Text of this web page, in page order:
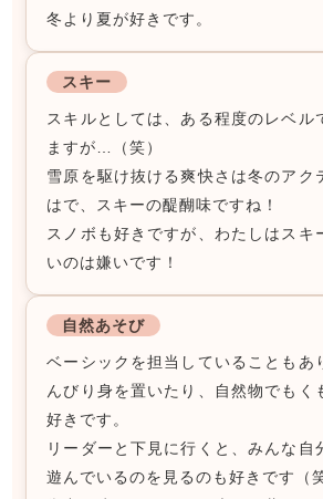
冬より夏が好きです。
スキー
スキルとしては、ある程度のレベル
ますが…（笑）
雪原を駆け抜ける爽快さは冬のアク
はで、スキーの醍醐味ですね！
スノボも好きですが、わたしはスキ
いのは嫌いです！
自然あそび
ベーシックを担当していることもあ
んびり身を置いたり、自然物でもく
好きです。
リーダーと下見に行くと、みんな自
遊んでいるのを見るのも好きです（